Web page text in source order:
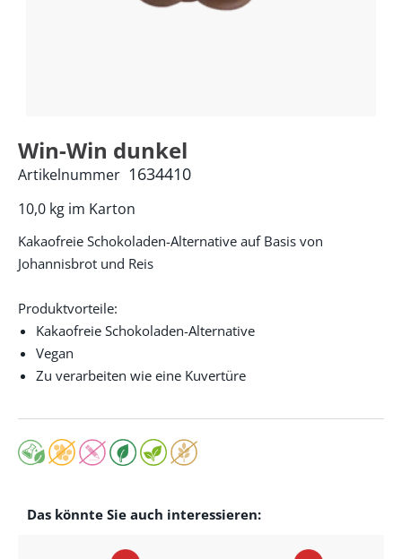
Win-Win dunkel
10,0 kg im Karton
Artikelnummer 1634410
Kakaofreie Schokoladen-Alternative auf Basis von
Johannisbrot und Reis
Produktvorteile:
Kakaofreie Schokoladen-Alternative
Vegan
Zu verarbeiten wie eine Kuvertüre
Das könnte Sie auch interessieren: